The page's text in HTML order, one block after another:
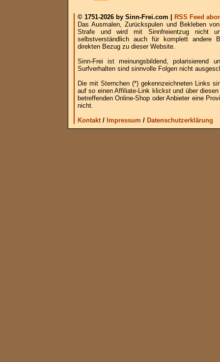
© 1751-2026 by Sinn-Frei.com |
RSS Feed
Das Ausmalen, Zurückspulen und Bekleben
Strafe und wird mit Sinnfreientzug nicht
selbstverständlich auch für komplett andere
direkten Bezug zu dieser Website.
Sinn-Frei ist meinungsbildend, polarisierend
Surfverhalten sind sinnvolle Folgen nicht
Die mit Sternchen (*) gekennzeichneten Links
auf so einen Affiliate-Link klickst und über
betreffenden Online-Shop oder Anbieter eine
nicht.
Kontakt/ Impressum / Datenschutzerklärung